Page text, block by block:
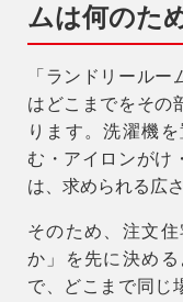
ムは何のた
「ランドリール
は どこまでをその
ります。洗濯機
む・アイロンがけ
は、求められる広
そのため、注文
か」を先に決める
で、どこまで同じ